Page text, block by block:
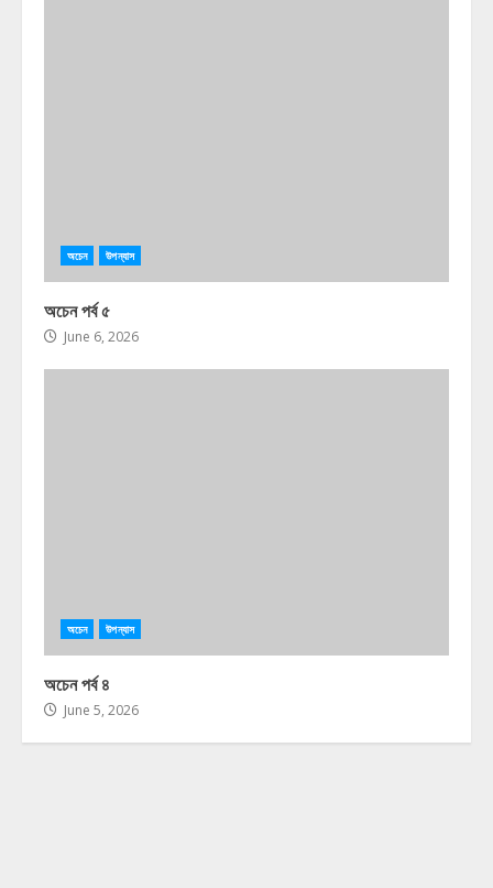
অচেন উপন্যাস
অচেন পর্ব ৫
June 6, 2026
অচেন উপন্যাস
অচেন পর্ব ৪
June 5, 2026